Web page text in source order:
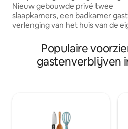
Nieuw gebouwde privé twee
slaapkamers, een badkamer gast
verlenging van het huis van de
zwembad met de eigenaar en
een eigen terras en een zithoek. Eigen
ingang en parkeerplaats. Gasten kunnen
en een magnetron,
borden/keukengerei zijn
Populaire
gastenverblijven